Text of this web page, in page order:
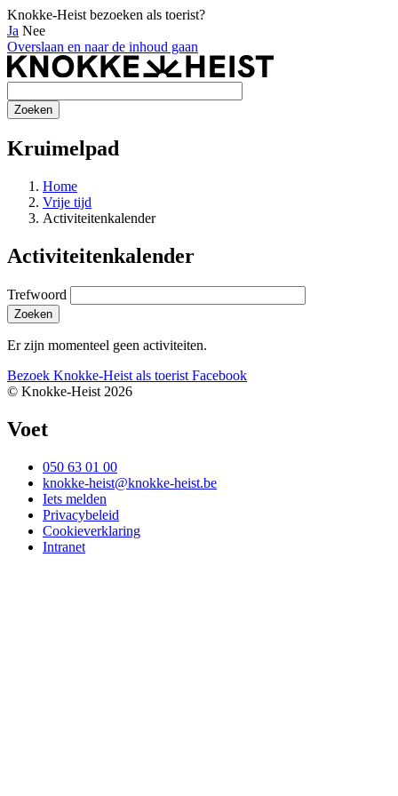
Knokke-Heist bezoeken als toerist?
Ja Nee
Overslaan en naar de inhoud gaan
Kruimelpad
Home
Vrije tijd
Activiteitenkalender
Activiteitenkalender
Trefwoord
Er zijn momenteel geen activiteiten.
Bezoek Knokke-Heist als toerist Facebook
© Knokke-Heist 2026
Voet
050 63 01 00
knokke-heist@knokke-heist.be
Iets melden
Privacybeleid
Cookieverklaring
Intranet